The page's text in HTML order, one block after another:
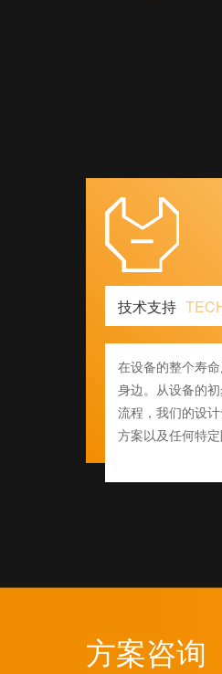
技术支持
在设备的整个寿
身边。从设备的
流程，我们的设
方案以及任何特
方案咨询